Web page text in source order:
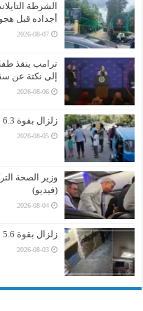
الشرطة
أجداده قبل
2026-08-07
ترامب ينقذ
إلى نكتة عن
2026-08-06
زلزال بقوة 6.3 درجة يضرب جنوب الفلبين (فيديو)
2026-08-05
وزير الصحة
(فيديو)
2026-08-04
زلزال بقوة 5.6 درجات شمال شرق شرم الشيخ بمصر
2026-08-03